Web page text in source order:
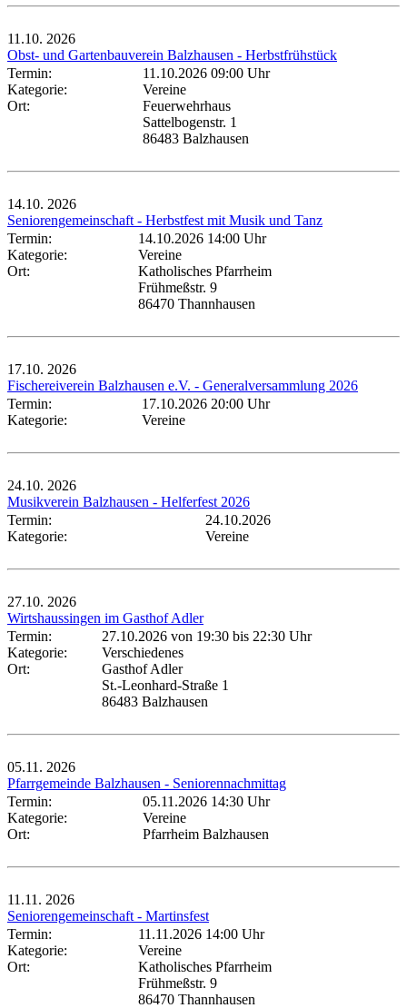
11.10. 2026
Obst- und Gartenbauverein Balzhausen - Herbstfrühstück
Termin:
11.10.2026 09:00 Uhr
Kategorie:
Vereine
Ort:
Feuerwehrhaus
Sattelbogenstr. 1
86483 Balzhausen
14.10. 2026
Seniorengemeinschaft - Herbstfest mit Musik und Tanz
Termin:
14.10.2026 14:00 Uhr
Kategorie:
Vereine
Ort:
Katholisches Pfarrheim
Frühmeßstr. 9
86470 Thannhausen
17.10. 2026
Fischereiverein Balzhausen e.V. - Generalversammlung 2026
Termin:
17.10.2026 20:00 Uhr
Kategorie:
Vereine
24.10. 2026
Musikverein Balzhausen - Helferfest 2026
Termin:
24.10.2026
Kategorie:
Vereine
27.10. 2026
Wirtshaussingen im Gasthof Adler
Termin:
27.10.2026 von 19:30 bis 22:30 Uhr
Kategorie:
Verschiedenes
Ort:
Gasthof Adler
St.-Leonhard-Straße 1
86483 Balzhausen
05.11. 2026
Pfarrgemeinde Balzhausen - Seniorennachmittag
Termin:
05.11.2026 14:30 Uhr
Kategorie:
Vereine
Ort:
Pfarrheim Balzhausen
11.11. 2026
Seniorengemeinschaft - Martinsfest
Termin:
11.11.2026 14:00 Uhr
Kategorie:
Vereine
Ort:
Katholisches Pfarrheim
Frühmeßstr. 9
86470 Thannhausen